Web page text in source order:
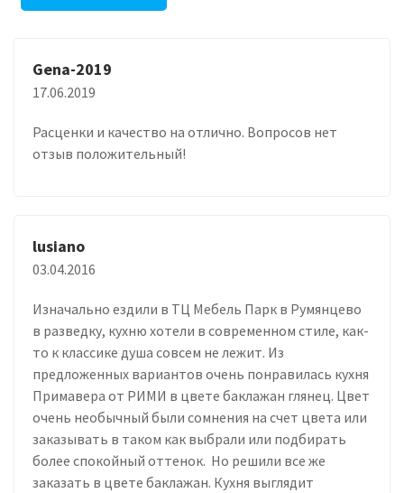
Gena-2019
17.06.2019
Расценки и качество на отлично. Вопросов нет
отзыв положительный!
lusiano
03.04.2016
Изначально ездили в ТЦ Мебель Парк в Румянцево
в разведку, кухню хотели в современном стиле, как-
то к классике душа совсем не лежит. Из
предложенных вариантов очень понравилась кухня
Примавера от РИМИ в цвете баклажан глянец. Цвет
очень необычный были сомнения на счет цвета или
заказывать в таком как выбрали или подбирать
более спокойный оттенок. Но решили все же
заказать в цвете баклажан. Кухня выглядит